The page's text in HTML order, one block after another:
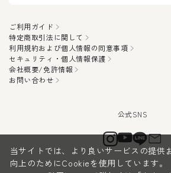
ご利用ガイド
特定商取引法に関して
利用規約および個人情報の同意事項
セキュリティ・個人情報保護
会社概要/免許情報
お問い合わせ
当サイトでは、より良いサービスの提供
向上のためにCookieを使用しています。